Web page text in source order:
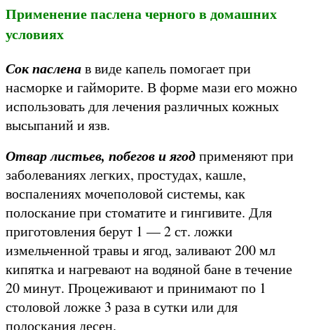
Применение паслена черного в домашних
условиях
Сок пасленав виде капель помогает при
насморке и гайморите. В форме мази его можно
использовать для лечения различных кожных
высыпаний и язв.
Отвар листьев, побегов и ягодприменяют при
заболеваниях легких, простудах, кашле,
воспалениях мочеполовой системы, как
полоскание при стоматите и гингивите. Для
приготовления берут 1 — 2 ст. ложки
измельченной травы и ягод, заливают 200 мл
кипятка и нагревают на водяной бане в течение
20 минут. Процеживают и принимают по 1
столовой ложке 3 раза в сутки или для
полоскания десен.